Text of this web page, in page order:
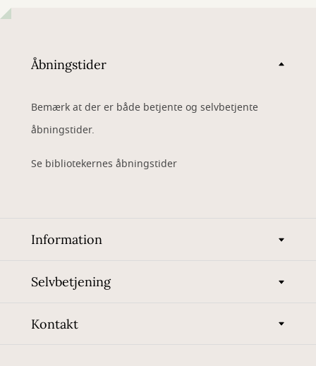
Åbningstider
Bemærk at der er både betjente og selvbetjente
åbningstider.
Se bibliotekernes åbningstider
Information
Selvbetjening
Kontakt